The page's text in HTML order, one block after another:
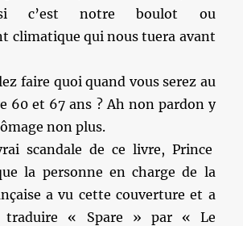
si c’est notre boulot ou
climatique qui nous tuera avant
faire quoi quand vous serez au
60 et 67 ans ? Ah non pardon y
non plus.
scandale de ce livre, Prince
la personne en charge de la
a vu cette couverture et a
traduire « Spare » par « Le